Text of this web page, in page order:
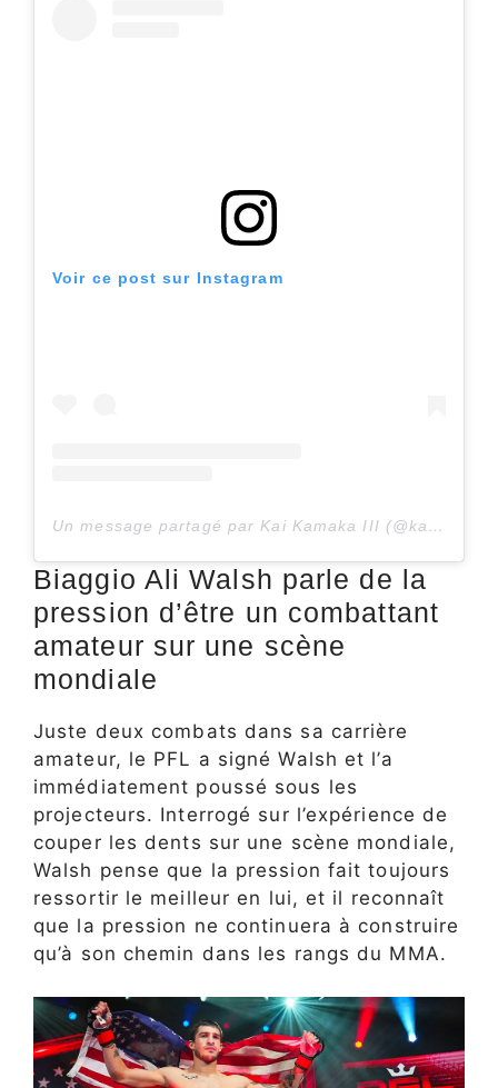
Voir ce post sur Instagram
Un message partagé par Kai Kamaka III (@kaiboikamaka)
Biaggio Ali Walsh parle de la
pression d’être un combattant
amateur sur une scène
mondiale
Juste deux combats dans sa carrière
amateur, le PFL a signé Walsh et l’a
immédiatement poussé sous les
projecteurs. Interrogé sur l’expérience de
couper les dents sur une scène mondiale,
Walsh pense que la pression fait toujours
ressortir le meilleur en lui, et il reconnaît
que la pression ne continuera à construire
qu’à son chemin dans les rangs du MMA.